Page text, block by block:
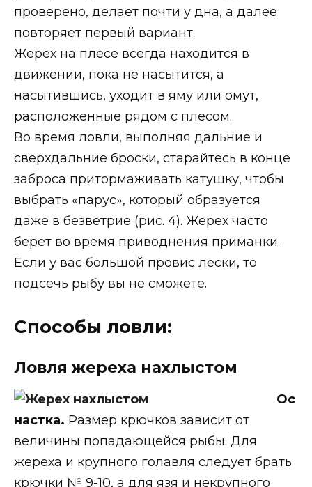
проверено, делает почти у дна, а далее
повторяет первый вариант.
Жерех на плесе всегда находится в
движении, пока не насытится, а
насытившись, уходит в яму или омут,
расположенные рядом с плесом.
Во время ловли, выполняя дальние и
сверхдальние броски, старайтесь в конце
заброса притормаживать катушку, чтобы
выбрать «парус», который образуется
даже в безветрие (рис. 4). Жерех часто
берет во время приводнения приманки.
Если у вас большой провис лески, то
подсечь рыбу вы не сможете.
Способы ловли:
Ловля жереха нахлыстом
Ос
настка. Размер крючков зависит от
величины попадающейся рыбы. Для
жереха и крупного голавля следует брать
крючки № 9-10, а для язя и некрупного